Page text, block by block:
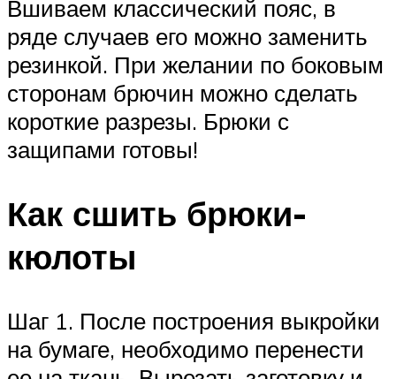
Вшиваем классический пояс, в
ряде случаев его можно заменить
резинкой. При желании по боковым
сторонам брючин можно сделать
короткие разрезы. Брюки с
защипами готовы!
Как сшить брюки-
кюлоты
Шаг 1. После построения выкройки
на бумаге, необходимо перенести